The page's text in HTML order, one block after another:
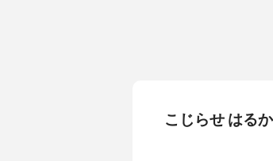
こじらせ はる